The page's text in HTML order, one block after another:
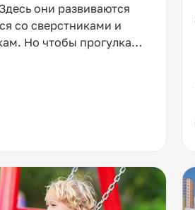
они развиваются
со сверстниками и
Но чтобы прогулка
оборудование и
ребенка с основными